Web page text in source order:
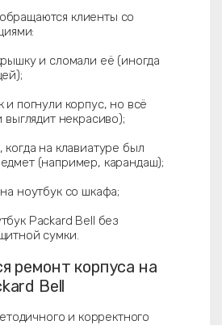
клиенты со
и сломали её (иногда
и погнули корпус, но всё
выглядит некрасиво);
на клавиатуре был
(например, карандаш);
ноутбук со шкафа;
Packard Bell без
сумки.
ремонт корпуса на
Bell
и корректного